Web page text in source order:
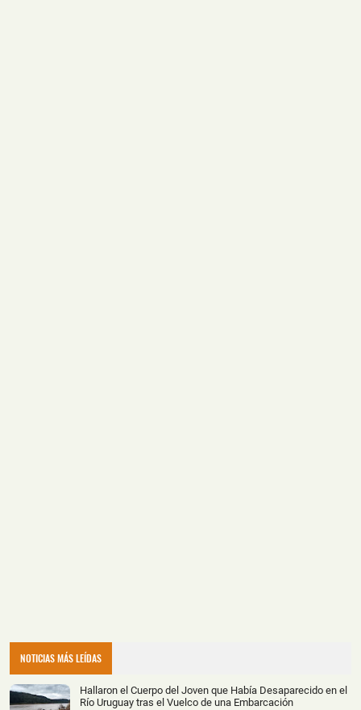
NOTICIAS MÁS LEÍDAS
Hallaron el Cuerpo del Joven que Había Desaparecido en el
Río Uruguay tras el Vuelco de una Embarcación